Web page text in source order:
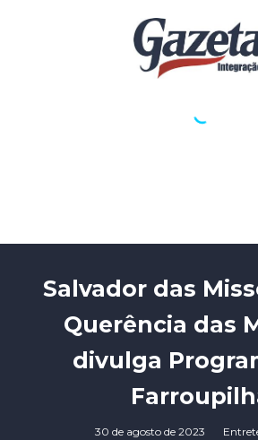
Salvador das
Querência das
divulga
30 de agosto de 2023